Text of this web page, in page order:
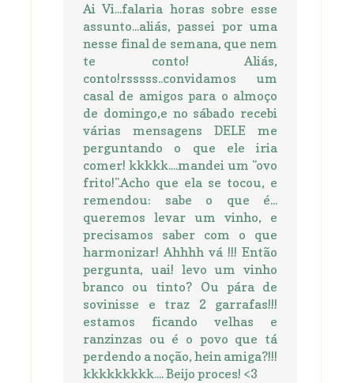
Ai Vi...falaria horas sobre esse
assunto...aliás, passei por uma
nesse final de semana, que nem
te conto! Aliás,
conto!rsssss..convidamos um
casal de amigos para o almoço
de domingo,e no sábado recebi
várias mensagens DELE me
perguntando o que ele iria
comer! kkkkk....mandei um "ovo
frito!".Acho que ela se tocou, e
remendou: sabe o que é...
queremos levar um vinho, e
precisamos saber com o que
harmonizar! Ahhhh vá !!! Então
pergunta, uai! levo um vinho
branco ou tinto? Ou pára de
sovinisse e traz 2 garrafas!!!
estamos ficando velhas e
ranzinzas ou é o povo que tá
perdendo a noção, hein amiga?!!!
kkkkkkkkk.... Beijo proces! <3